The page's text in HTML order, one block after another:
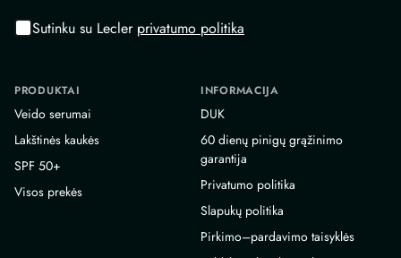
Sutinku su Lecler privatumo politika
PRODUKTAI
Veido serumai
Lakštinės kaukės
SPF 50+
Visos prekės
INFORMACIJA
DUK
60 dienų pinigų grąžinimo
garantija
Privatumo politika
Slapukų politika
Pirkimo–pardavimo taisyklės